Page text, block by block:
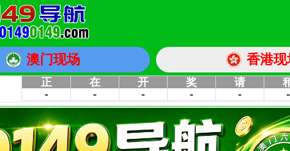
澳门现场 香港现